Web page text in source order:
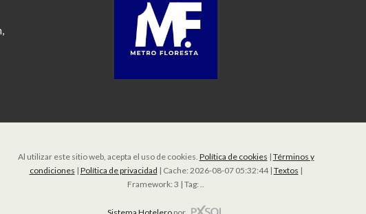
Al utilizar este sitio web, acepta el uso de cookies. Política de cookies | Términos y
condiciones | Política de privacidad | Cache: 2026-08-07 05:32:44 | Textos |
Framework: 3 | Tag: ..